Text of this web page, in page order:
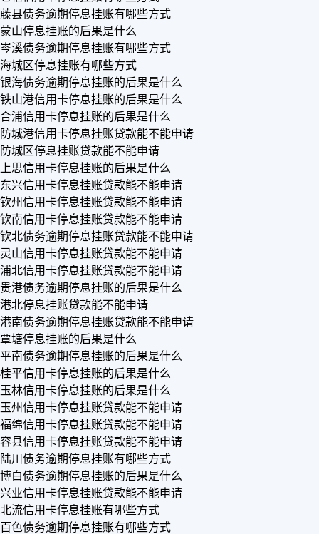
藤县债务逾期停息挂账有哪些方式
蒙山停息挂账的后果是什么
岑溪债务逾期停息挂账有哪些方式
海城区停息挂账有哪些方式
银海债务逾期停息挂账的后果是什么
铁山港信用卡停息挂账的后果是什么
合浦信用卡停息挂账的后果是什么
防城港信用卡停息挂账贷款能不能申请
防城区停息挂账贷款能不能申请
上思信用卡停息挂账的后果是什么
东兴信用卡停息挂账贷款能不能申请
钦州信用卡停息挂账贷款能不能申请
钦南信用卡停息挂账贷款能不能申请
钦北债务逾期停息挂账贷款能不能申请
灵山信用卡停息挂账贷款能不能申请
浦北信用卡停息挂账贷款能不能申请
贵港债务逾期停息挂账的后果是什么
港北停息挂账贷款能不能申请
港南债务逾期停息挂账贷款能不能申请
覃塘停息挂账的后果是什么
平南债务逾期停息挂账的后果是什么
桂平信用卡停息挂账的后果是什么
玉林信用卡停息挂账的后果是什么
玉州信用卡停息挂账贷款能不能申请
福绵信用卡停息挂账贷款能不能申请
容县信用卡停息挂账贷款能不能申请
陆川债务逾期停息挂账有哪些方式
博白债务逾期停息挂账的后果是什么
兴业信用卡停息挂账贷款能不能申请
北流信用卡停息挂账有哪些方式
百色债务逾期停息挂账有哪些方式